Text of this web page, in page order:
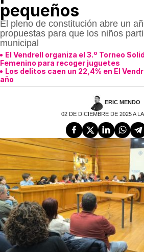
pequeños
El pleno de constitución abre un
propuestas para que los niños
municipal
El Vendrell organiza el 3.º Torneo
Femenino para recoger juguetes
Los delitos caen un 22,4% en El
año
ERIC MENDO
02 DE DICIEMBRE DE 2025 A